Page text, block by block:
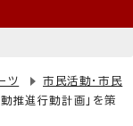
ツ
市民活動・市民
推進行動計画」を策